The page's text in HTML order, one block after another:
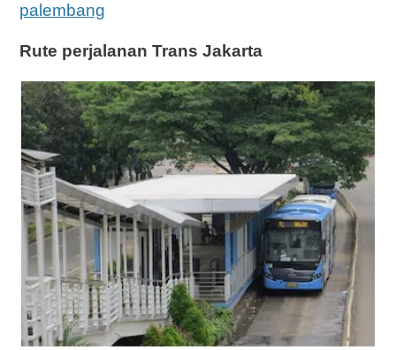
palembang
Rute perjalanan Trans Jakarta